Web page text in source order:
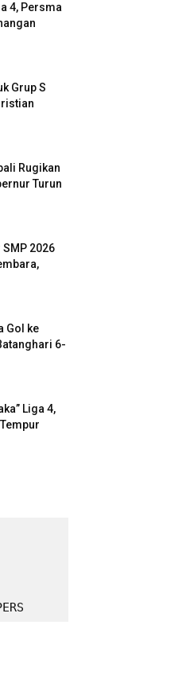
4, Persma
Grup S
Rugikan
Turun
2026
Gol ke
6-
Liga 4,